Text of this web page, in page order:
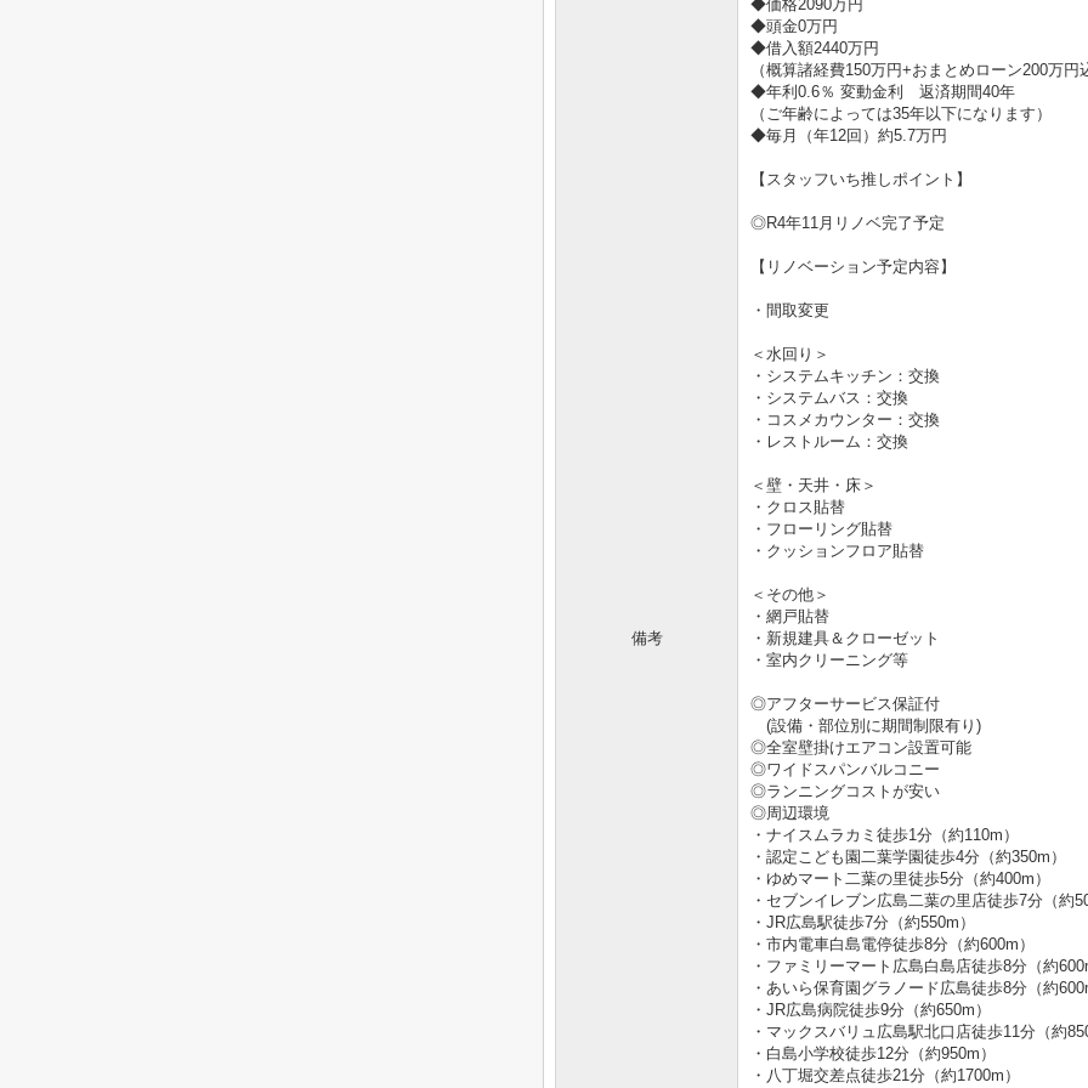
備考
◆価格2090万円
◆頭金0万円
◆借入額2440万円
（概算諸経費150万円+おまとめローン200万円
◆年利0.6％ 変動金利 返済期間40年
（ご年齢によっては35年以下になります）
◆毎月（年12回）約5.7万円
【スタッフいち推しポイント】
◎R4年11月リノベ完了予定
【リノベーション予定内容】
・間取変更
＜水回り＞
・システムキッチン：交換
・システムバス：交換
・コスメカウンター：交換
・レストルーム：交換
＜壁・天井・床＞
・クロス貼替
・フローリング貼替
・クッションフロア貼替
＜その他＞
・網戸貼替
・新規建具＆クローゼット
・室内クリーニング等
◎アフターサービス保証付
(設備・部位別に期間制限有り)
◎全室壁掛けエアコン設置可能
◎ワイドスパンバルコニー
◎ランニングコストが安い
◎周辺環境
・ナイスムラカミ徒歩1分（約110m）
・認定こども園二葉学園徒歩4分（約350m）
・ゆめマート二葉の里徒歩5分（約400m）
・セブンイレブン広島二葉の里店徒歩7分（約
・JR広島駅徒歩7分（約550m）
・市内電車白島電停徒歩8分（約600m）
・ファミリーマート広島白島店徒歩8分（約
・あいら保育園グラノード広島徒歩8分（約
・JR広島病院徒歩9分（約650m）
・マックスバリュ広島駅北口店徒歩11分（約
・白島小学校徒歩12分（約950m）
・八丁堀交差点徒歩21分（約1700m）